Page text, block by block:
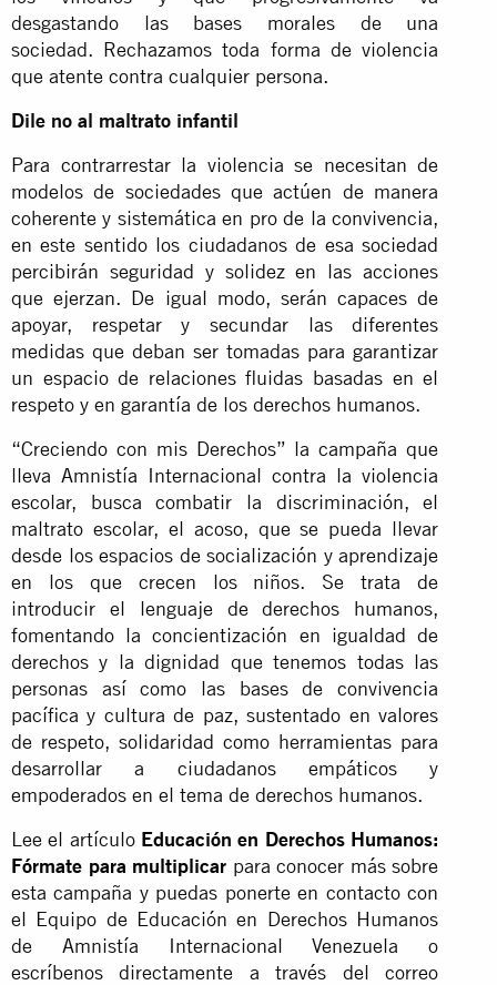
desgastando las bases morales de una
sociedad. Rechazamos toda forma de violencia
que atente contra cualquier persona.
Dile no al maltrato infantil
Para contrarrestar la violencia se necesitan de
modelos de sociedades que actúen de manera
coherente y sistemática en pro de la convivencia,
en este sentido los ciudadanos de esa sociedad
percibirán seguridad y solidez en las acciones
que ejerzan. De igual modo, serán capaces de
apoyar, respetar y secundar las diferentes
medidas que deban ser tomadas para garantizar
un espacio de relaciones fluidas basadas en el
respeto y en garantía de los derechos humanos.
“Creciendo con mis Derechos” la campaña que
lleva Amnistía Internacional contra la violencia
escolar, busca combatir la discriminación, el
maltrato escolar, el acoso, que se pueda llevar
desde los espacios de socialización y aprendizaje
en los que crecen los niños. Se trata de
introducir el lenguaje de derechos humanos,
fomentando la concientización en igualdad de
derechos y la dignidad que tenemos todas las
personas así como las bases de convivencia
pacífica y cultura de paz, sustentado en valores
de respeto, solidaridad como herramientas para
desarrollar a ciudadanos empáticos y
empoderados en el tema de derechos humanos.
Lee el artículo Educación en Derechos Humanos:
Fórmate para multiplicar para conocer más sobre
esta campaña y puedas ponerte en contacto con
el Equipo de Educación en Derechos Humanos
de Amnistía Internacional Venezuela o
escríbenos directamente a través del correo